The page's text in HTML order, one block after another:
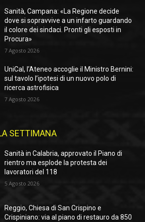
Sanità, Campana: «La Regione decide
dove si sopravvive a un infarto guardando
il colore dei sindaci. Pronti gli esposti in
Procura»
7 Agosto 2026
UniCal, l’Ateneo accoglie il Ministro Bernini:
sul tavolo l’ipotesi di un nuovo polo di
ricerca astrofisica
7 Agosto 2026
SETTIMANA
Sanità in Calabria, approvato il Piano di
rientro ma esplode la protesta dei
lavoratori del 118
5 Agosto 2026
Reggio, Chiesa di San Crispino e
Crispiniano: via al piano di restauro da 850